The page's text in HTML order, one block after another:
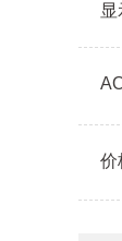
显
价